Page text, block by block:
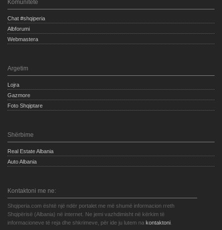
Komunitete
Chat #shqiperia
Albforumi
Webmastera
Argetim
Lojra
Gazmore
Foto Shqiptare
Shërbime
Real Estate Albania
Auto Albania
Kontaktoni me ne:
Shqiperia.com është një ndër portalet me më shumë informacion rreth
Shqipërisë (Albania) në internet. Ne jemi vazhdimisht në kërkim të
informacioneve të reja dhe shkrimeve, për ide ju lutem na kontaktoni.